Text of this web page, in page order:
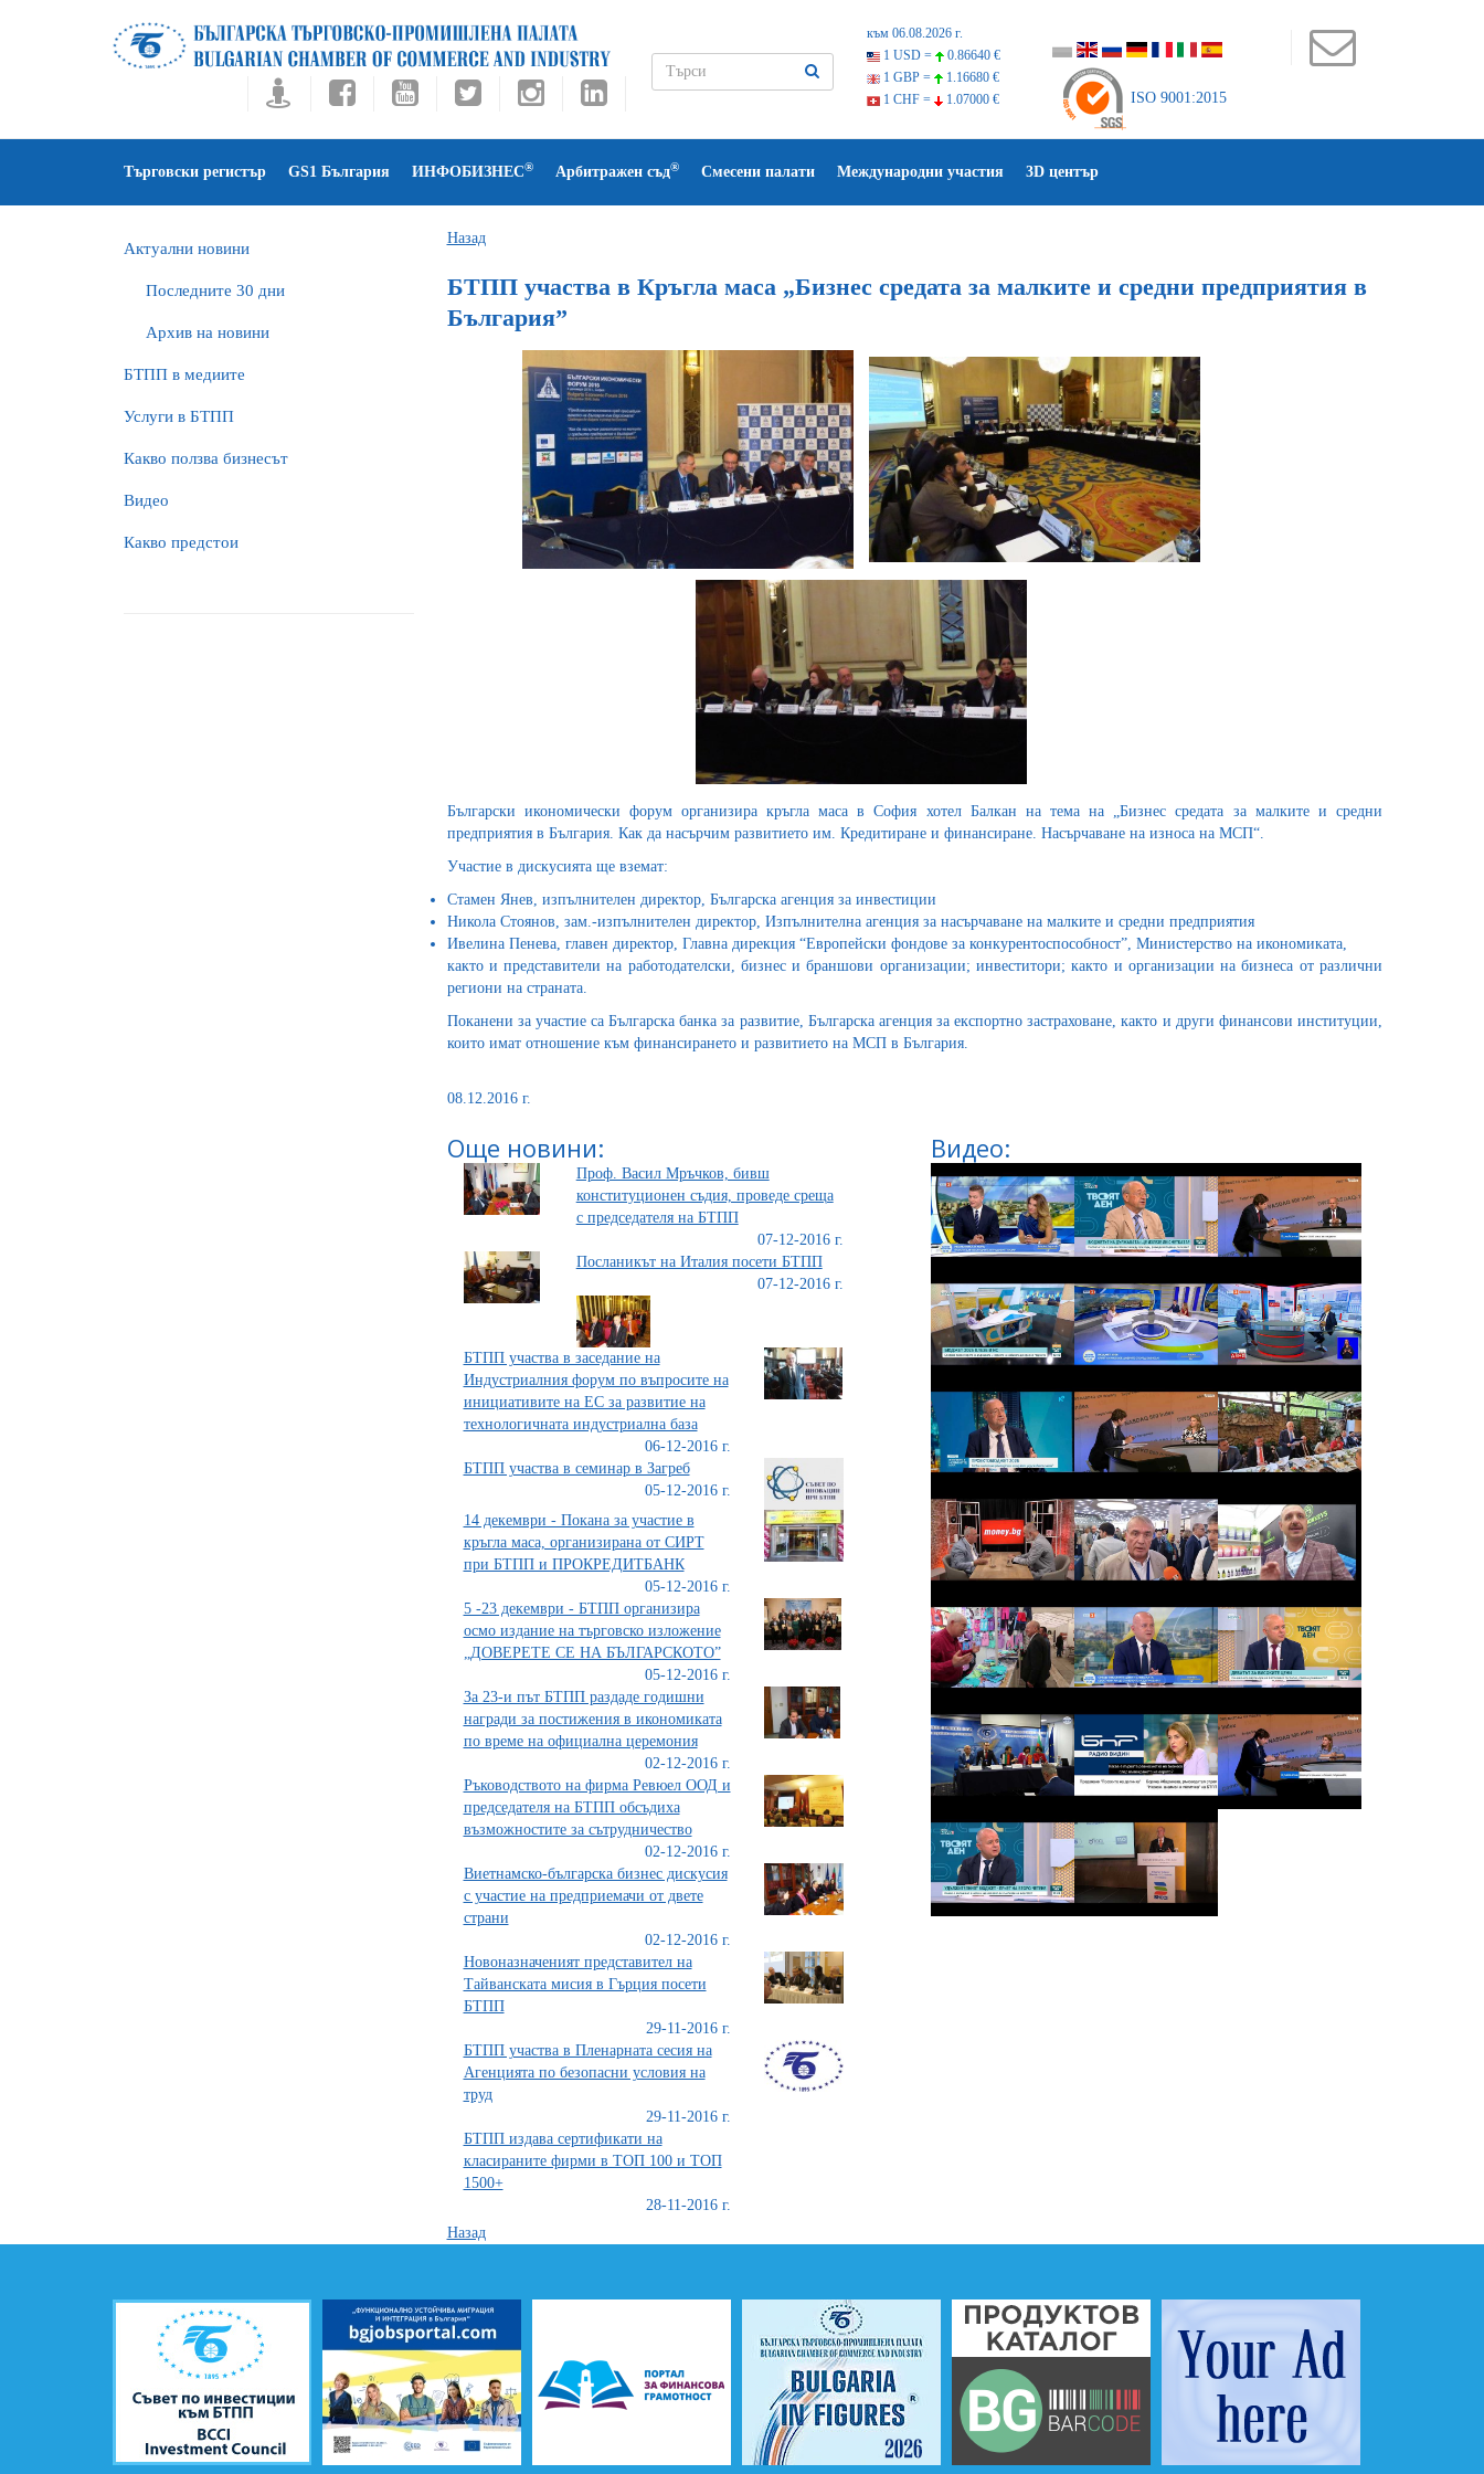
към 06.08.2026 г.
1 USD =
0.86640 €
1 GBP =
1.16680 €
1 CHF =
1.07000 € ISO 9001:2015
Търговски регистър GS1 България ИНФОБИЗНЕС® Арбитражен съд® Смесени палати Международни участия 3D център
Актуални новини
Последните 30 дни
Архив на новини
БTПП в медиите
Услуги в БТПП
Какво ползва бизнесът
Видео
Какво предстои
Назад
БТПП участва в Кръгла маса „Бизнес средата за малките и средни предприятия в
България”
Български икономически форум организира кръгла маса в София хотел Балкан на тема на „Бизнес средата за малките и средни
предприятия в България. Как да насърчим развитието им. Кредитиране и финансиране. Насърчаване на износа на МСП“.
Участие в дискусията ще вземат:
Стамен Янев, изпълнителен директор, Българска агенция за инвестиции
Никола Стоянов, зам.-изпълнителен директор, Изпълнителна агенция за насърчаване на малките и средни предприятия
Ивелина Пенева, главен директор, Главна дирекция “Европейски фондове за конкурентоспособност”, Министерство на икономиката,
както и представители на работодателски, бизнес и браншови организации; инвеститори; както и организации на бизнеса от различни
региони на страната.
Поканени за участие са Българска банка за развитие, Българска агенция за експортно застраховане, както и други финансови институции,
които имат отношение към финансирането и развитието на МСП в България.
08.12.2016 г.
Още новини:
Проф. Васил Мръчков, бивш
конституционен съдия, проведе среща
с председателя на БТПП
07-12-2016 г.
Посланикът на Италия посети БТПП
07-12-2016 г.
БТПП участва в заседание на
Индустриалния форум по въпросите на
инициативите на ЕС за развитие на
технологичната индустриална база
06-12-2016 г.
БТПП участва в семинар в Загреб
05-12-2016 г.
14 декември - Покана за участие в
кръгла маса, организирана от СИРТ
при БТПП и ПРОКРЕДИТБАНК
05-12-2016 г.
5 -23 декември - БТПП организира
осмо издание на търговско изложение
„ДОВЕРЕТЕ СЕ НА БЪЛГАРСКОТО”
05-12-2016 г.
За 23-и път БТПП раздаде годишни
награди за постижения в икономиката
по време на официална церемония
02-12-2016 г.
Ръководството на фирма Ревюел ООД и
председателя на БТПП обсъдиха
възможностите за сътрудничество
02-12-2016 г.
Виетнамско-българска бизнес дискусия
с участие на предприемачи от двете
страни
02-12-2016 г.
Новоназначеният представител на
Тайванската мисия в Гърция посети
БТПП
29-11-2016 г.
БТПП участва в Пленарната сесия на
Агенцията по безопасни условия на
труд
29-11-2016 г.
БТПП издава сертификати на
класираните фирми в ТОП 100 и ТОП
1500+
28-11-2016 г.
Видео:
Назад